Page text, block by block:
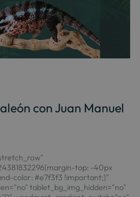
con Juan Manuel
top: -40px
color: #e7f3f3 !important;}"
tablet_bg_img_hidden="no"